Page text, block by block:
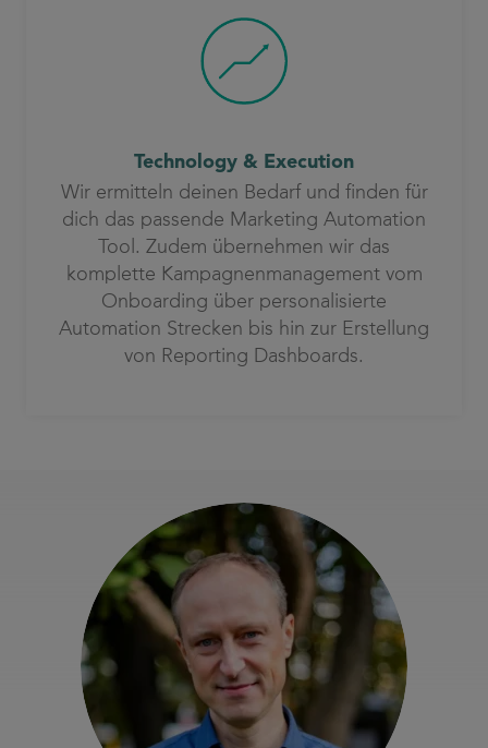
Technology & Execution
Wir ermitteln deinen Bedarf und finden für
dich das passende Marketing Automation
Tool. Zudem übernehmen wir das
komplette Kampagnenmanagement vom
Onboarding über personalisierte
Automation Strecken bis hin zur Erstellung
von Reporting Dashboards.